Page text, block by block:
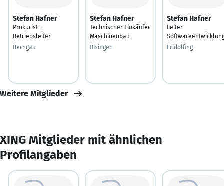
Stefan Hafner
Prokurist -
Betriebsleiter
Berngau
Stefan Hafner
Technischer Einkäufer
Maschinenbau
Bisingen
Stefan Hafner
Leiter
Fridolfing
Weitere Mitglieder
XING Mitglieder mit ähnlichen
Profilangaben